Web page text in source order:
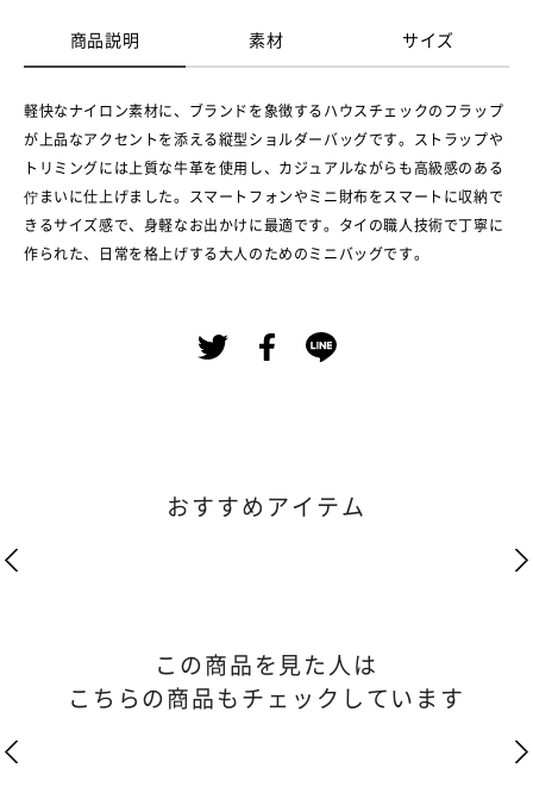
商品説明 素材 サイズ
軽快なナイロン素材に、ブランドを象徴するハウスチェックのフラップ
が上品なアクセントを添える縦型ショルダーバッグです。ストラップや
トリミングには上質な牛革を使用し、カジュアルながらも高級感のある
佇まいに仕上げました。スマートフォンやミニ財布をスマートに収納で
きるサイズ感で、身軽なお出かけに最適です。タイの職人技術で丁寧に
作られた、日常を格上げする大人のためのミニバッグです。
おすすめアイテム
この商品を見た人は
こちらの商品もチェックしています